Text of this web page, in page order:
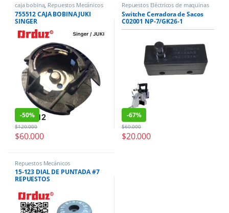
caja bobina, Repuestos Mecánicos
755512 CAJA BOBINA JUKI
SINGER
-50%
$60.000
$120.000
Repuestos Eléctricos de maquinas
de coser Repuestos y Accesorios
(Cerradora de Costales)
Switche Cerradora de Sacos
C02001 NP-7/GK26-1
-67%
$20.000
$60.000
Repuestos Mecánicos
15-123 DIAL DE PUNTADA #7
REPUESTOS